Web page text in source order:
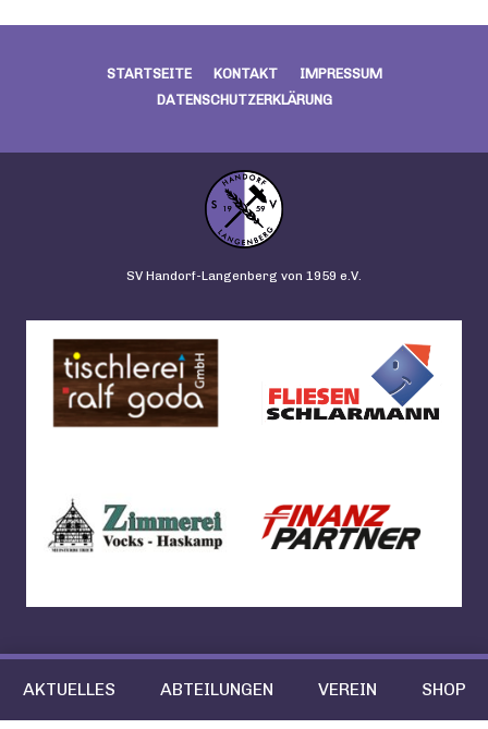
AKTUELLES ABTEILUNGEN VEREIN SHOP
STARTSEITE KONTAKT
IMPRESSUM
DATENSCHUTZERKLÄRUNG
SV Handorf-Langenberg von 1959 e.V.